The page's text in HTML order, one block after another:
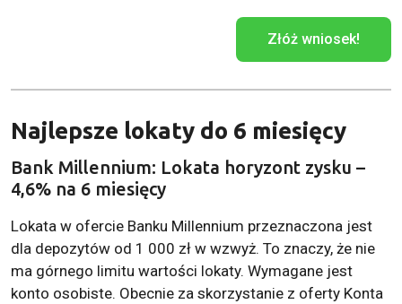
Złóż wniosek!
Najlepsze lokaty do 6 miesięcy
Bank Millennium: Lokata horyzont zysku –
4,6% na 6 miesięcy
Lokata w ofercie Banku Millennium przeznaczona jest
dla depozytów od 1 000 zł w wzwyż. To znaczy, że nie
ma górnego limitu wartości lokaty. Wymagane jest
konto osobiste. Obecnie za skorzystanie z oferty Konta